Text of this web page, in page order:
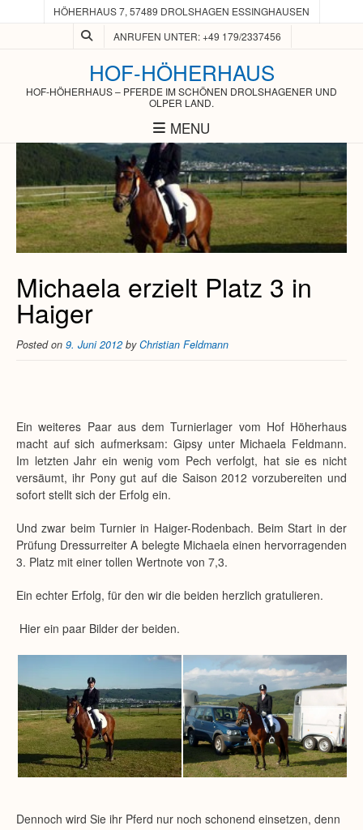
HÖHERHAUS 7, 57489 DROLSHAGEN ESSINGHAUSEN
ANRUFEN UNTER: +49 179/2337456
HOF-HÖHERHAUS
HOF-HÖHERHAUS – PFERDE IM SCHÖNEN DROLSHAGENER UND
OLPER LAND.
MENU
Michaela erzielt Platz 3 in
Haiger
Posted on 9. Juni 2012byChristian Feldmann
Ein weiteres Paar aus dem Turnierlager vom Hof Höherhaus
macht auf sich aufmerksam: Gipsy unter Michaela Feldmann.
Im letzten Jahr ein wenig vom Pech verfolgt, hat sie es nicht
versäumt, ihr Pony gut auf die Saison 2012 vorzubereiten und
sofort stellt sich der Erfolg ein.
Und zwar beim Turnier in Haiger-Rodenbach. Beim Start in der
Prüfung Dressurreiter A belegte Michaela einen hervorragenden
3. Platz mit einer tollen Wertnote von 7,3.
Ein echter Erfolg, für den wir die beiden herzlich gratulieren.
Hier ein paar Bilder der beiden.
Dennoch wird Sie ihr Pferd nur noch schonend einsetzen, denn